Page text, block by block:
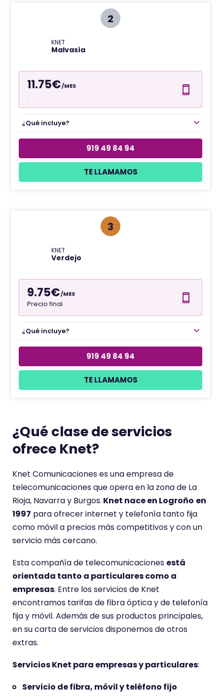
2
KNET
Malvasía
11.75€/MES
.
¿Qué incluye?
919 49 84 94
TE LLAMAMOS
3
KNET
Verdejo
9.75€/MES
Precio final
¿Qué incluye?
919 49 84 94
TE LLAMAMOS
¿Qué clase de servicios
ofrece Knet?
Knet Comunicaciones es una empresa de
telecomunicaciones que opera en la zona de La
Rioja, Navarra y Burgos. Knet nace en Logroño en
1997 para ofrecer internet y telefonía tanto fija
como móvil a precios más competitivos y con un
servicio más cercano.
Esta compañía de telecomunicaciones está
orientada tanto a particulares como a
empresas. Entre los servicios de Knet
encontramos tarifas de fibra óptica y de telefonía
fija y móvil. Además de sus productos principales,
en su carta de servicios disponemos de otros
extras.
Servicios Knet para empresas y particulares:
Servicio de fibra, móvil y teléfono fijo